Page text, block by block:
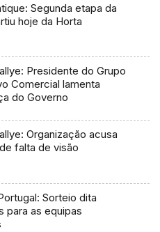
Segunda etapa da
hoje da Horta
Presidente do Grupo
Comercial lamenta
do Governo
Organização acusa
falta de visão
Sorteio dita
para as equipas